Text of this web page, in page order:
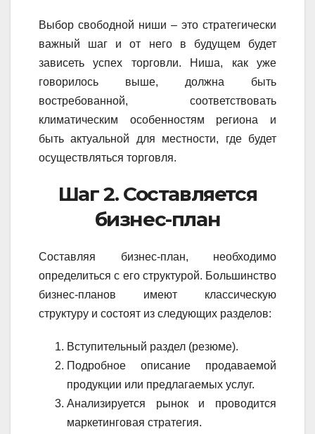
Выбор свободной ниши – это стратегически
важный шаг и от него в будущем будет
зависеть успех торговли. Ниша, как уже
говорилось выше, должна быть
востребованной, соответствовать
климатическим особенностям региона и
быть актуальной для местности, где будет
осуществляться торговля.
Шаг 2. Составляется
бизнес-план
Составляя бизнес-план, необходимо
определиться с его структурой. Большинство
бизнес-планов имеют классическую
структуру и состоят из следующих разделов:
Вступительный раздел (резюме).
Подробное описание продаваемой
продукции или предлагаемых услуг.
Анализируется рынок и проводится
маркетинговая стратегия.